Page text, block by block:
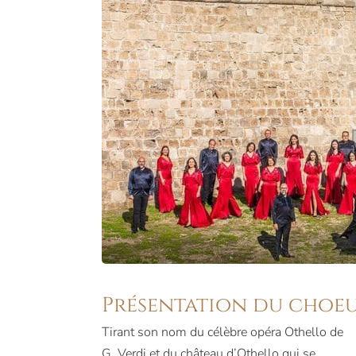
Présentation du
Tirant son nom du célèbre opéra Othello de
chorale mondiale, il a également intégré à